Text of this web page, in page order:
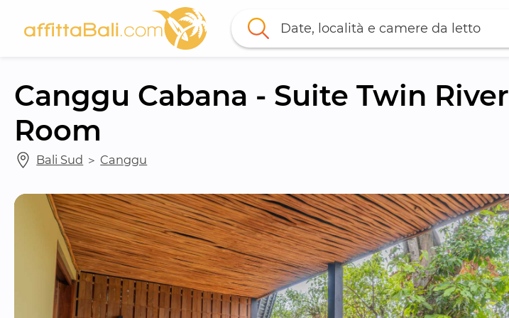
Date, località e camere da letto
Canggu Cabana - Suite Twin River
Room
Bali Sud ＞ Canggu